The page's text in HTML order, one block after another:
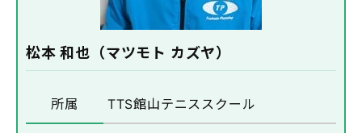
松本 和也（マツモト カズヤ）
所属 TTS館山テニススクール